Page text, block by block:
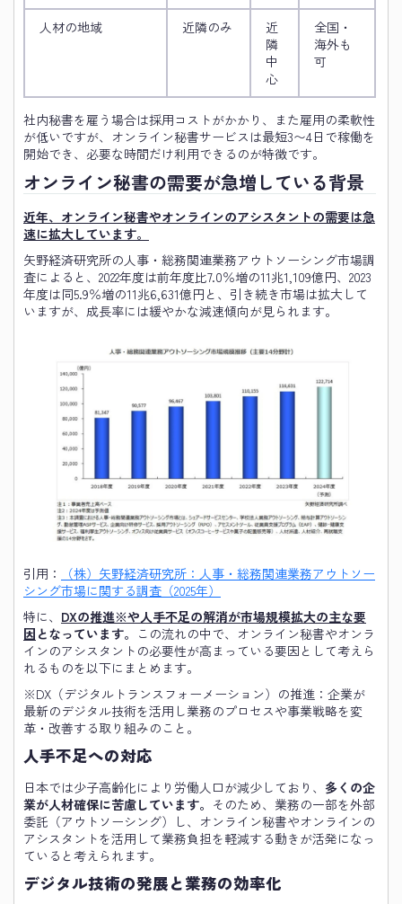
人材の地域 近隣のみ
近
隣
中
心
全国・
海外も
可
社内秘書を雇う場合は採用コストがかかり、また雇用の柔軟性
が低いですが、オンライン秘書サービスは最短3〜4日で稼働を
開始でき、必要な時間だけ利用できるのが特徴です。
オンライン秘書の需要が急増している背景
近年、オンライン秘書やオンラインのアシスタントの需要は急
速に拡大しています。
矢野経済研究所の人事・総務関連業務アウトソーシング市場調
査によると、2022年度は前年度比7.0％増の11兆1,109億円、2023
年度は同5.9％増の11兆6,631億円と、引き続き市場は拡大して
いますが、成長率には緩やかな減速傾向が見られます。
引用：
（株）矢野経済研究所：人事・総務関連業務アウトソー
シング市場に関する調査（2025年）
特に、 DXの推進※や人手不足の解消が市場規模拡大の主な要
因 となっています。 この流れの中で、オンライン秘書やオンラ
インのアシスタントの必要性が高まっている要因として考えら
れるものを以下にまとめます。
※DX（デジタルトランスフォーメーション）の推進：企業が
最新のデジタル技術を活用し業務のプロセスや事業戦略を変
革・改善する取り組みのこと。
人手不足への対応
日本では少子高齢化により労働人口が減少しており、 多くの企
業が人材確保に苦慮しています。 そのため、業務の一部を外部
委託（アウトソーシング）し、オンライン秘書やオンラインの
アシスタントを活用して業務負担を軽減する動きが活発になっ
ていると考えられます。
デジタル技術の発展と業務の効率化